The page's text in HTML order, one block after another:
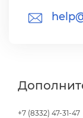
+7 (8332) 47-31-47